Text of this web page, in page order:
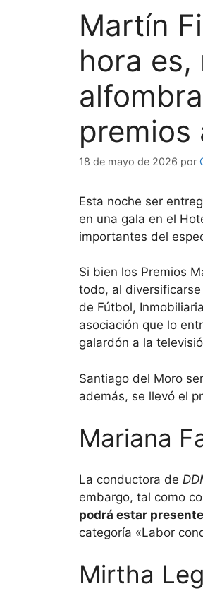
Martín
hora es,
premios
18 de mayo de 2026 por
Esta noche ser
en una gala en el
importantes del
Si bien los Premios
todo, al
de Fútbol,
asociación que lo
galardón a la
Santiago del Moro
además, se llevó el
Mariana
La conductora de
embargo, tal como
podrá estar
categoría «Labor
Mirtha